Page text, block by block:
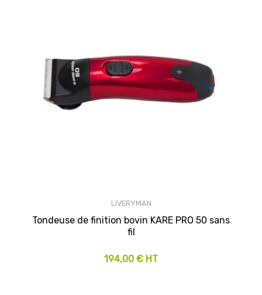
LIVERYMAN
Tondeuse de finition bovin KARE PRO 50 sans
fil
194,00 € HT